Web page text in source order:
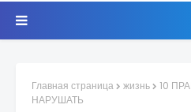
Главная страница жизнь
10
НАРУШАТЬ